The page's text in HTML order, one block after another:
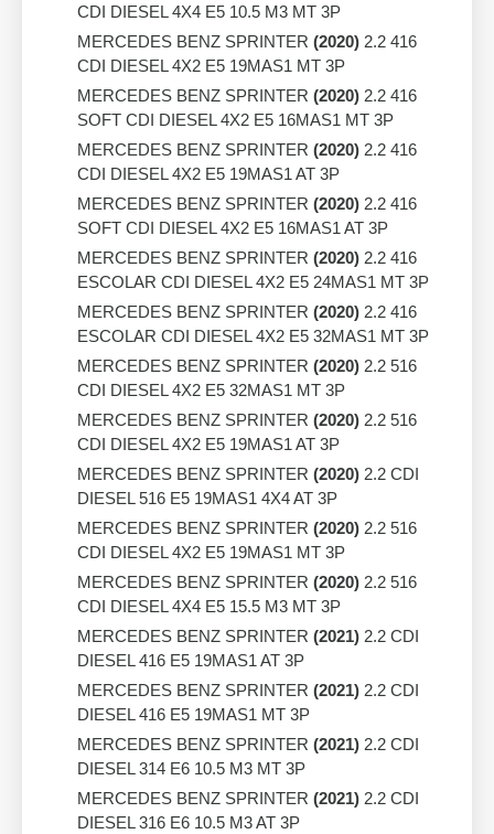
CDI DIESEL 4X4 E5 10.5 M3 MT 3P
MERCEDES BENZ SPRINTER (2020) 2.2 416
CDI DIESEL 4X2 E5 19MAS1 MT 3P
MERCEDES BENZ SPRINTER (2020) 2.2 416
SOFT CDI DIESEL 4X2 E5 16MAS1 MT 3P
MERCEDES BENZ SPRINTER (2020) 2.2 416
CDI DIESEL 4X2 E5 19MAS1 AT 3P
MERCEDES BENZ SPRINTER (2020) 2.2 416
SOFT CDI DIESEL 4X2 E5 16MAS1 AT 3P
MERCEDES BENZ SPRINTER (2020) 2.2 416
ESCOLAR CDI DIESEL 4X2 E5 24MAS1 MT 3P
MERCEDES BENZ SPRINTER (2020) 2.2 416
ESCOLAR CDI DIESEL 4X2 E5 32MAS1 MT 3P
MERCEDES BENZ SPRINTER (2020) 2.2 516
CDI DIESEL 4X2 E5 32MAS1 MT 3P
MERCEDES BENZ SPRINTER (2020) 2.2 516
CDI DIESEL 4X2 E5 19MAS1 AT 3P
MERCEDES BENZ SPRINTER (2020) 2.2 CDI
DIESEL 516 E5 19MAS1 4X4 AT 3P
MERCEDES BENZ SPRINTER (2020) 2.2 516
CDI DIESEL 4X2 E5 19MAS1 MT 3P
MERCEDES BENZ SPRINTER (2020) 2.2 516
CDI DIESEL 4X4 E5 15.5 M3 MT 3P
MERCEDES BENZ SPRINTER (2021) 2.2 CDI
DIESEL 416 E5 19MAS1 AT 3P
MERCEDES BENZ SPRINTER (2021) 2.2 CDI
DIESEL 416 E5 19MAS1 MT 3P
MERCEDES BENZ SPRINTER (2021) 2.2 CDI
DIESEL 314 E6 10.5 M3 MT 3P
MERCEDES BENZ SPRINTER (2021) 2.2 CDI
DIESEL 316 E6 10.5 M3 AT 3P